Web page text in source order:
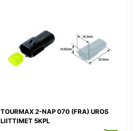
TOURMAX 2-NAP 070 (FRA) UROS
LIITTIMET 5KPL